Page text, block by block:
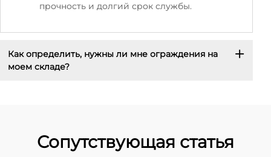
прочность и долгий срок службы.
Как определить, нужны ли мне ограждения на
моем складе?
Сопутствующая статья